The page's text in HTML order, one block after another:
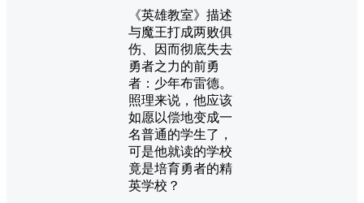
《英雄教室》描述
与魔王打成两败俱
伤、因而彻底失去
勇者之力的前勇
者：少年布雷德。
照理来说，他应该
如愿以偿地变成一
名普通的学生了，
可是他就读的学校
竟是培育勇者的精
英学校？